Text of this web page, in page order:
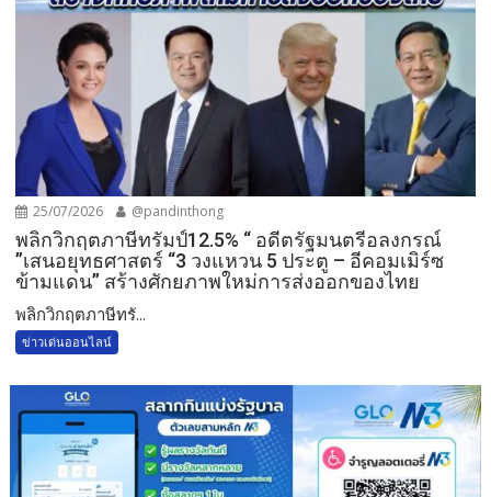
25/07/2026 @pandinthong
พลิกวิกฤตภาษีทรัมป์12.5% “ อดีตรัฐมนตรีอลงกรณ์
”เสนอยุทธศาสตร์ “3 วงแหวน 5 ประตู – อีคอมเมิร์ซ
ข้ามแดน” สร้างศักยภาพใหม่การส่งออกของไทย
พลิกวิกฤตภาษีทรั...
ข่าวเด่นออนไลน์